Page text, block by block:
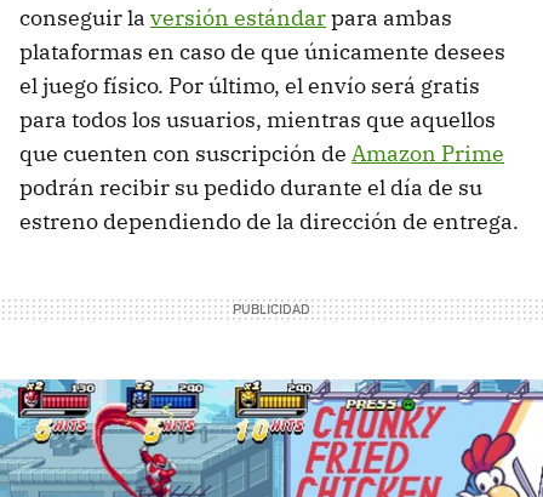
conseguir la versión estándarpara ambas
plataformas en caso de que únicamente desees
el juego físico. Por último, el envío será gratis
para todos los usuarios, mientras que aquellos
que cuenten con suscripción de Amazon Prime
podrán recibir su pedido durante el día de su
estreno dependiendo de la dirección de entrega.